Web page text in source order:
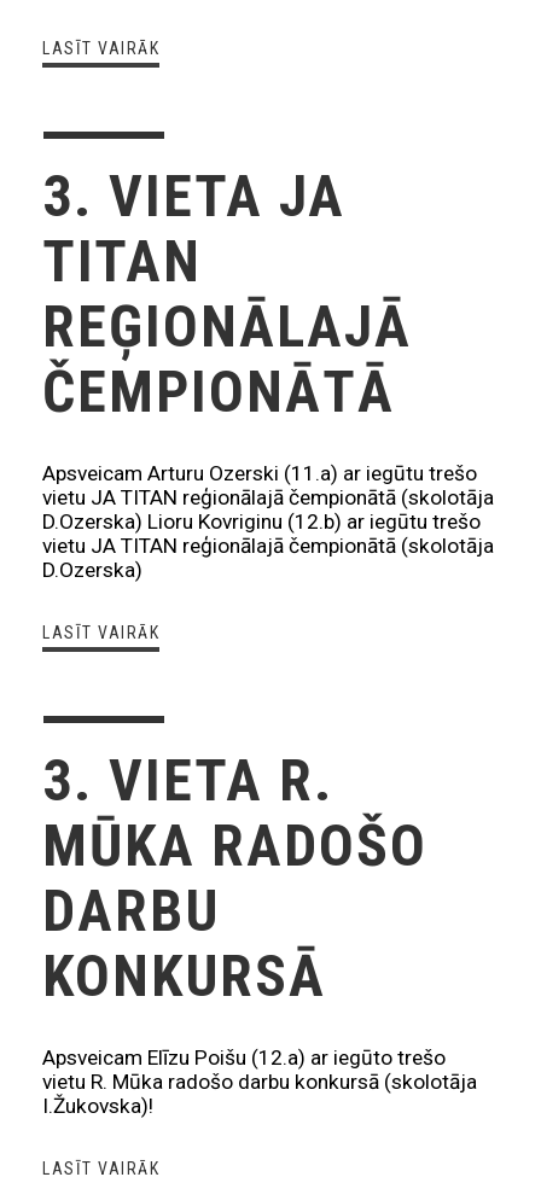
LASĪT VAIRĀK
3. VIETA JA
TITAN
REĢIONĀLAJĀ
ČEMPIONĀTĀ
Apsveicam Arturu Ozerski (11.a) ar iegūtu trešo
vietu JA TITAN reģionālajā čempionātā (skolotāja
D.Ozerska) Lioru Kovriginu (12.b) ar iegūtu trešo
vietu JA TITAN reģionālajā čempionātā (skolotāja
D.Ozerska)
LASĪT VAIRĀK
3. VIETA R.
MŪKA RADOŠO
DARBU
KONKURSĀ
Apsveicam Elīzu Poišu (12.a) ar iegūto trešo
vietu R. Mūka radošo darbu konkursā (skolotāja
I.Žukovska)!
LASĪT VAIRĀK